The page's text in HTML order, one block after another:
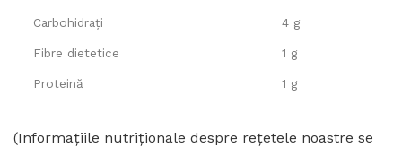
Carbohidrați 4 g
Fibre dietetice 1 g
Proteină 1 g
(Informațiile nutriționale despre rețetele noastre se